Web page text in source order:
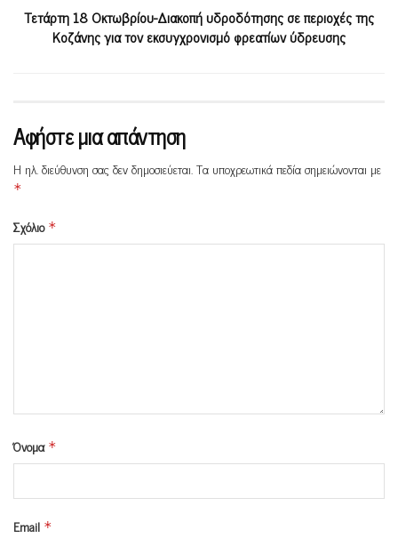
Τετάρτη 18 Οκτωβρίου-Διακοπή υδροδότησης σε περιοχές της
Κοζάνης για τον εκσυγχρονισμό φρεατίων ύδρευσης
Αφήστε μια απάντηση
Η ηλ. διεύθυνση σας δεν δημοσιεύεται.Τα υποχρεωτικά πεδία σημειώνονται με
*
Σχόλιο *
Όνομα *
Email *